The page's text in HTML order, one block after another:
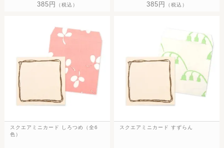
385円 （税込） 385円 （税込）
スクエアミニカード しろつめ（全6
色）
スクエアミニカード すずらん